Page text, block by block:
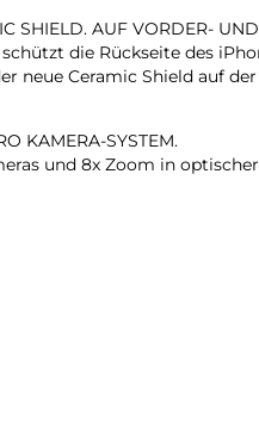
SHIELD. AUF VORDER-
die Rückseite des
neue Ceramic Shield auf
KAMERA-SYSTEM.
und 8x Zoom in
je bei einem iPhone gab.